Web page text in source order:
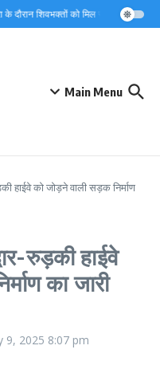
के दौरान शिवभक्तों को मिल रहा त्वरित
Main Menu
हाईवे को जोड़ने वाली सड़क निर्माण
रुड़की हाईवे
का जारी
9, 2025 8:07 pm